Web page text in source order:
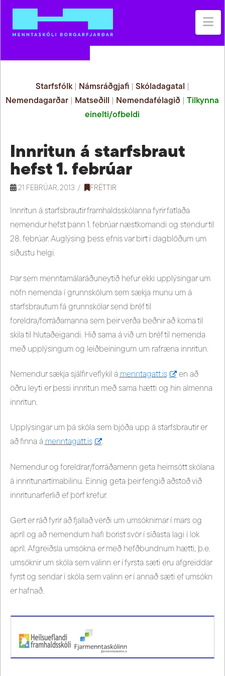
Starfsfólk| Námsráðgjafi| Skóladagatal
Nemendagarðar
Matseðill Nemendafélagið |Tilkynna
einelti/ofbeldi
Innritun á starfsbraut
hefst 1. febrúar
21 FEBRÚAR, 2013 FRÉTTIR
Innritun á starfsbrautir framhaldsskólanna fyrir fatlaða
nemendur hefst þann 1. febrúar næstkomandi og stendur til
28. febrúar. Auglýsing þess efnis var birt í dagblöðum um
síðustu helgi.
Þar sem menntamálaráðuneytið hefur ekki upplýsingar um
nöfn nemenda í grunnskólum sem sækja munu um á
starfsbrautum fá grunnskólar send bréf til
foreldra/forráðamanna sem þeir verða beðnir að koma til
skila til hlutaðeigandi. Hið sama á við um bréf til nemenda
með upplýsingum og leiðbeiningum um rafræna innritun.
Nemendur sækja sjálfir veflykil á menntagatt.is
en að
öðru leyti er þessi innritun með sama hætti og hin almenna
innritun.
Upplýsingar um þá skóla sem bjóða upp á starfsbrautir er
að finna á menntagatt.is .
Nemendur og foreldrar/forráðamenn geta heimsótt skólana
á innritunartímabilinu. Einnig geta þeir fengið aðstoð við
innritunarferlið ef þörf krefur.
Gert er ráð fyrir að fjallað verði um umsóknirnar í mars og
apríl og að nemendum hafi borist svör í síðasta lagi í lok
apríl. Afgreiðsla umsókna er með hefðbundnum hætti, þ.e.
umsóknir um skóla sem valinn er í fyrsta sæti eru afgreiddar
fyrst og sendar í skóla sem valinn er í annað sæti ef umsókn
er hafnað.